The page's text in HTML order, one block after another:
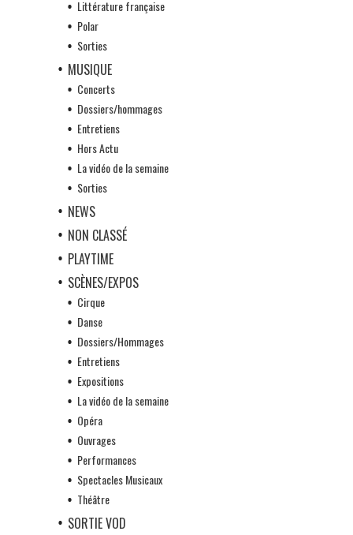
Littérature française
Polar
Sorties
MUSIQUE
Concerts
Dossiers/hommages
Entretiens
Hors Actu
La vidéo de la semaine
Sorties
NEWS
NON CLASSÉ
PLAYTIME
SCÈNES/EXPOS
Cirque
Danse
Dossiers/Hommages
Entretiens
Expositions
La vidéo de la semaine
Opéra
Ouvrages
Performances
Spectacles Musicaux
Théâtre
SORTIE VOD